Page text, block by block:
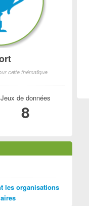
cette thématique
Jeux de données
8
les organisations